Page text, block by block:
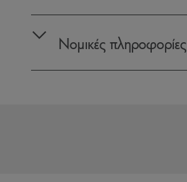
Νομικές πληροφορίες